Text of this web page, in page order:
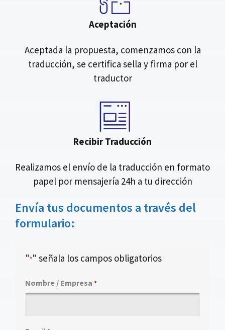
Aceptación
Aceptada la propuesta, comenzamos con la
traducción, se certifica sella y firma por el
traductor
Recibir Traducción
Realizamos el envío de la traducción en formato
papel por mensajería 24h a tu dirección
Envía tus documentos a través del
formulario:
"*" señala los campos obligatorios
Nombre / Empresa *